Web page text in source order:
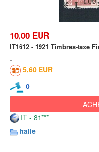
10,00 EUR
IT1612 - 1921 Timbres-taxe
5,60 EUR
0
IT - 81***
Italie